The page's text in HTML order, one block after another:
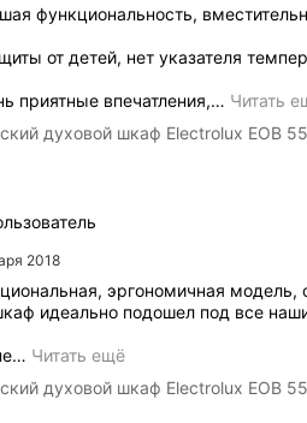
функциональность,
от детей, нет указателя
приятные впечатления,… Читать
духовой шкаф Electrolux EOB
2018
эргономичная
идеально подошел под все
… Читать ещё
духовой шкаф Electrolux EOB